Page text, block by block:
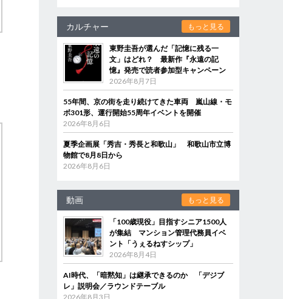
カルチャー もっと見る
東野圭吾が選んだ「記憶に残る一
文」はどれ？ 最新作『永遠の記
憶』発売で読者参加型キャンペーン
2026年8月7日
55年間、京の街を走り続けてきた車両 嵐山線・モ
ボ301形、運行開始55周年イベントを開催
2026年8月6日
夏季企画展「秀吉・秀長と和歌山」 和歌山市立博
物館で8月8日から
2026年8月6日
動画 もっと見る
「100歳現役」目指すシニア1500人
が集結 マンション管理代務員イベ
ント「うぇるねすシップ」
2026年8月4日
AI時代、「暗黙知」は継承できるのか 「デジブ
レ」説明会／ラウンドテーブル
2026年8月3日